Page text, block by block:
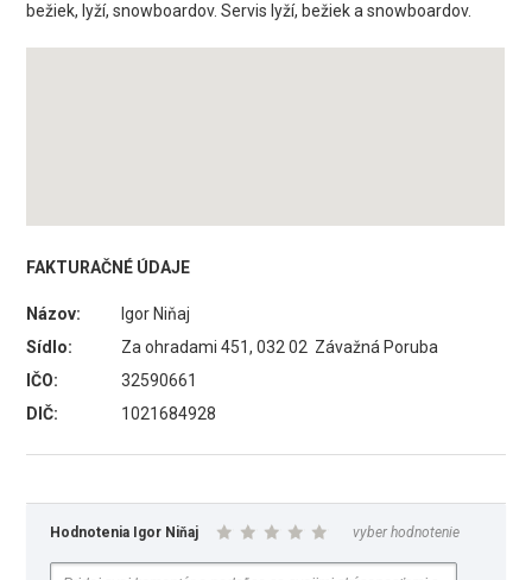
bežiek, lyží, snowboardov. Servis lyží, bežiek a snowboardov.
FAKTURAČNÉ ÚDAJE
Názov:
Igor Niňaj
Sídlo:
Za ohradami 451, 032 02 Závažná Poruba
IČO:
32590661
DIČ:
1021684928
Hodnotenia Igor Niňaj vyber hodnotenie